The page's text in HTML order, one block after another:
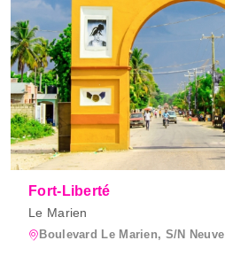
Fort-Liberté
Le Marien
Boulevard Le Marien, S/N Neuve